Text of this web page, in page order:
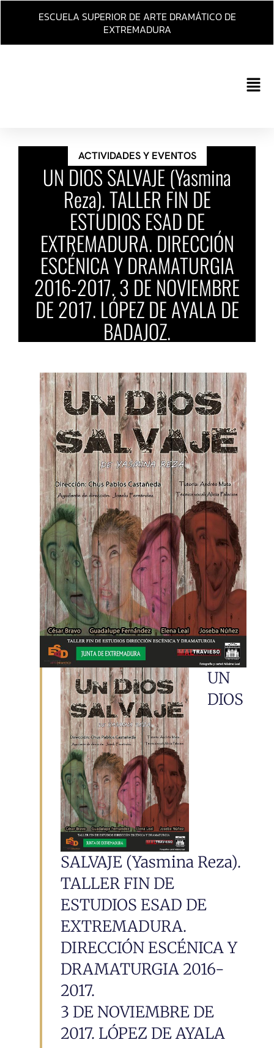
Ir
ESCUELA SUPERIOR DE ARTE DRAMÁTICO DE
EXTREMADURA
Main
ACTIVIDADES Y EVENTOS
UN DIOS SALVAJE (Yasmina
Reza). TALLER FIN DE
ESTUDIOS ESAD DE
EXTREMADURA. DIRECCIÓN
ESCÉNICA Y DRAMATURGIA
2016-2017. 3 DE NOVIEMBRE
DE 2017. LÓPEZ DE AYALA DE
BADAJOZ.
UN
DIOS
SALVAJE (Yasmina Reza).
TALLER FIN DE
ESTUDIOS ESAD DE
EXTREMADURA.
DIRECCIÓN ESCÉNICA Y
DRAMATURGIA 2016-
2017.
3 DE NOVIEMBRE DE
2017. LÓPEZ DE AYALA